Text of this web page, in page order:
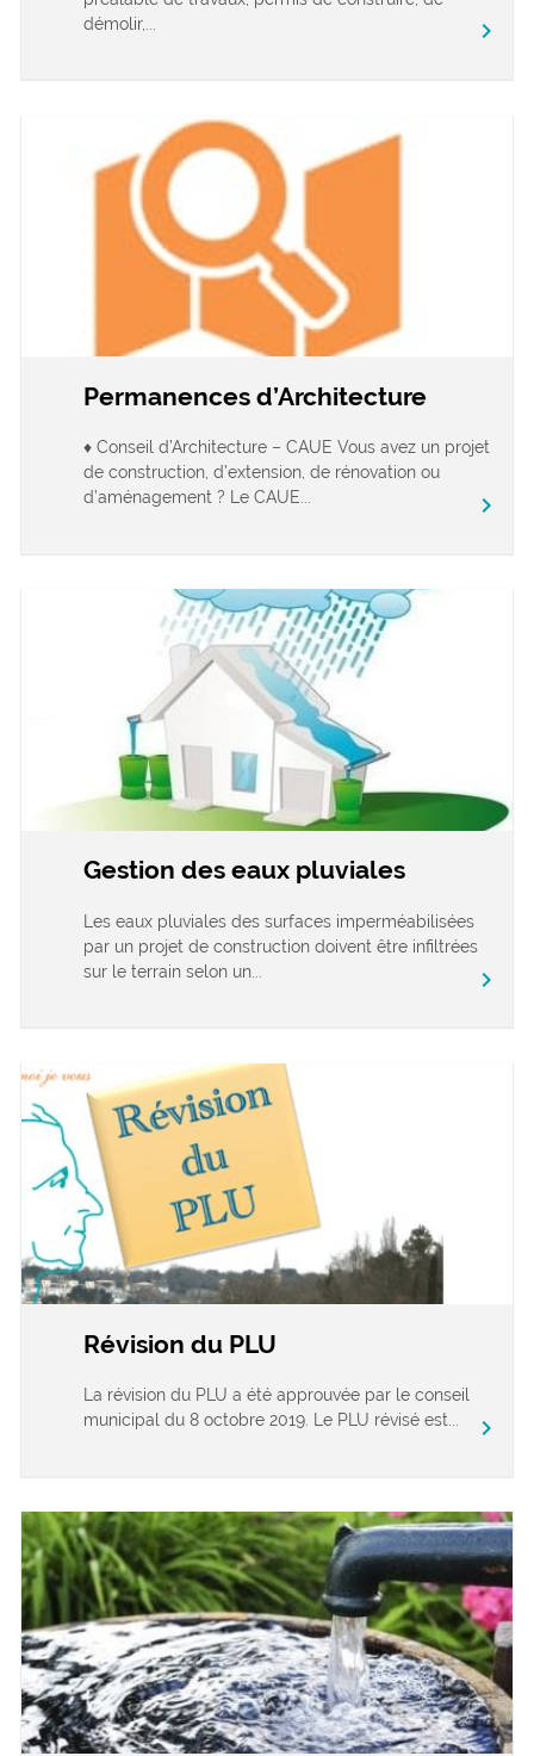
démolir,...
chevron_right
Permanences d’Architecture
♦ Conseil d’Architecture – CAUE Vous avez un projet
de construction, d’extension, de rénovation ou
d’aménagement ? Le CAUE...
chevron_right
Gestion des eaux pluviales
Les eaux pluviales des surfaces imperméabilisées
par un projet de construction doivent être infiltrées
sur le terrain selon un...
chevron_right
Révision du PLU
La révision du PLU a été approuvée par le conseil
municipal du 8 octobre 2019. Le PLU révisé est...
chevron_right